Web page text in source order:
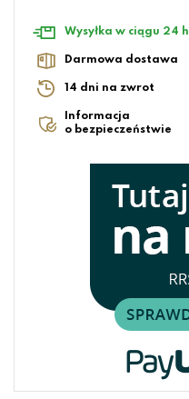
Wysyłka w ciągu 24 h
Darmowa dostawa
14 dni na zwrot
Informacja
o bezpieczeństwie